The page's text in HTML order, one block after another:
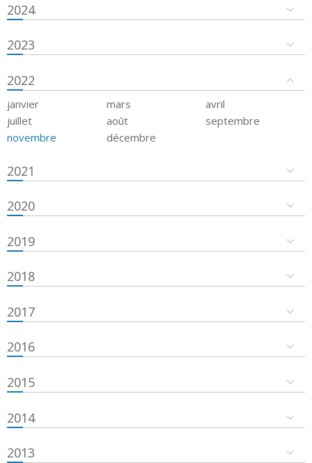
2024
2023
2022
janvier mars
avril
juillet
août
septembre
novembre
décembre
2021
2020
2019
2018
2017
2016
2015
2014
2013